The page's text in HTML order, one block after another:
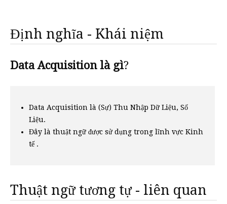
Định nghĩa - Khái niệm
Data Acquisition là gì?
Data Acquisition là (Sự) Thu Nhập Dữ Liệu, Số
Liệu.
Đây là thuật ngữ được sử dụng trong lĩnh vực Kinh
tế .
Thuật ngữ tương tự - liên quan